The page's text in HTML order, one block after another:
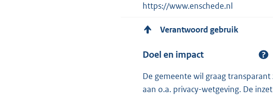
https://www.enschede.nl
Verantwoord gebruik
Doel en impact
De gemeente wil graag
aan o.a. privacy-wetgeving. De